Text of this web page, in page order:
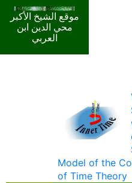
موقع الشيخ الأكبر
محي الدين ابن
العربي
Model of the
of Time Theory